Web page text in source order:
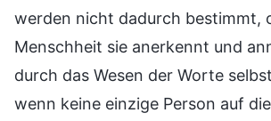
werden nicht dadurch bestimmt,
Menschheit sie anerkennt und
durch das Wesen der Worte
wenn keine einzige Person auf